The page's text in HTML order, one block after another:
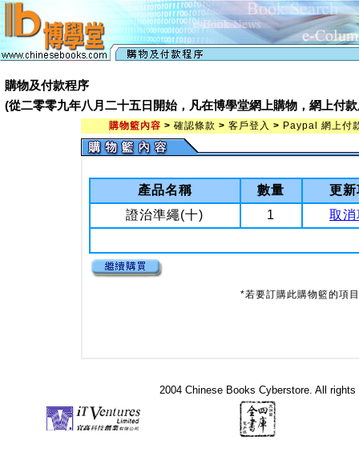
購物及付款程序
(從二零零九年八月二十五日開始，凡在博學堂網上購物，網上付
購物籃內容 > 確認條款 > 客戶登入 > Paypal 網上付
產品名稱 數量
更
證治準繩(十)
1 取
*若要訂購此購物籃的項
2004 Chinese Books Cyberstore. All rights